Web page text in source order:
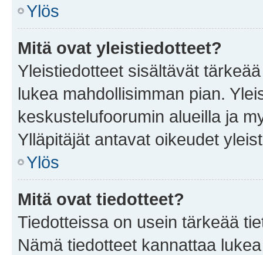
Ylös
Mitä ovat yleistiedotteet?
Yleistiedotteet sisältävät
lukea mahdollisimman pian.
keskustelufoorumin alueilla ja
Ylläpitäjät antavat oikeudet
Ylös
Mitä ovat tiedotteet?
Tiedotteissa on usein tärkeää
Nämä tiedotteet kannattaa